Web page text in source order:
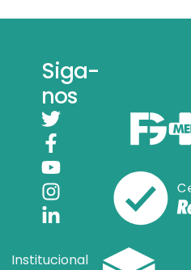
Siga-
nos
Institucional